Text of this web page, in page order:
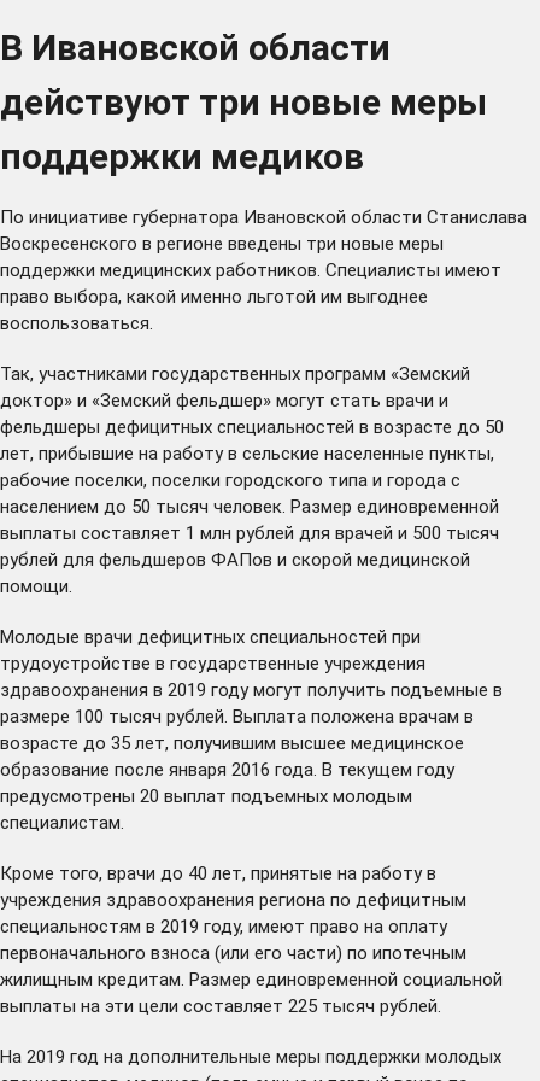
В Ивановской области
действуют три новые меры
поддержки медиков
По инициативе губернатора Ивановской области Станислава
Воскресенского в регионе введены три новые меры
поддержки медицинских работников. Специалисты имеют
право выбора, какой именно льготой им выгоднее
воспользоваться.
Так, участниками государственных программ «Земский
доктор» и «Земский фельдшер» могут стать врачи и
фельдшеры дефицитных специальностей в возрасте до 50
лет, прибывшие на работу в сельские населенные пункты,
рабочие поселки, поселки городского типа и города с
населением до 50 тысяч человек. Размер единовременной
выплаты составляет 1 млн рублей для врачей и 500 тысяч
рублей для фельдшеров ФАПов и скорой медицинской
помощи.
Молодые врачи дефицитных специальностей при
трудоустройстве в государственные учреждения
здравоохранения в 2019 году могут получить подъемные в
размере 100 тысяч рублей. Выплата положена врачам в
возрасте до 35 лет, получившим высшее медицинское
образование после января 2016 года. В текущем году
предусмотрены 20 выплат подъемных молодым
специалистам.
Кроме того, врачи до 40 лет, принятые на работу в
учреждения здравоохранения региона по дефицитным
специальностям в 2019 году, имеют право на оплату
первоначального взноса (или его части) по ипотечным
жилищным кредитам. Размер единовременной социальной
выплаты на эти цели составляет 225 тысяч рублей.
На 2019 год на дополнительные меры поддержки молодых